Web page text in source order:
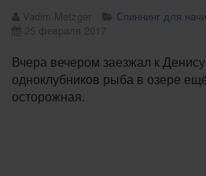
Vadim Metzger
Спиннинг для
25 февраля 2017
Вчера вечером заезжал к
одноклубников рыба в озере
осторожная.